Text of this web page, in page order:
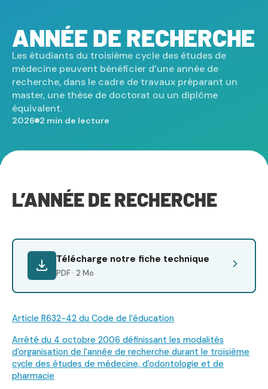
ANNÉE DE RECHERCHE
Les étudiants du troisième cycle des études de
médecine peuvent bénéficier d’une année de
recherche, dans le cadre de travaux préparant un
master, une thèse de doctorat ou un diplôme
équivalent.
2026 2 min de lecture
L’ANNÉE DE RECHERCHE
Télécharge notre fiche technique
PDF · 2 Mo
Article R632-42 du Code de l’éducation
Arrêté du 4 octobre 2006 définissant les modalités
d'organisation de l'année de recherche durant le troisième
cycle des études de médecine, d'odontologie et de
pharmacie